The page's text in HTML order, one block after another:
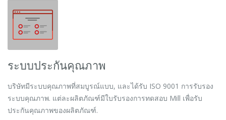
ระบบประกันคุณภาพ
บริษัทมีระบบคุณภาพที่สมบูรณ์แบบ, และได้รับ ISO 9001 การรับรอง
ระบบคุณภาพ. แต่ละผลิตภัณฑ์มีใบรับรองการทดสอบ Mill เพื่อรับ
ประกันคุณภาพของผลิตภัณฑ์.